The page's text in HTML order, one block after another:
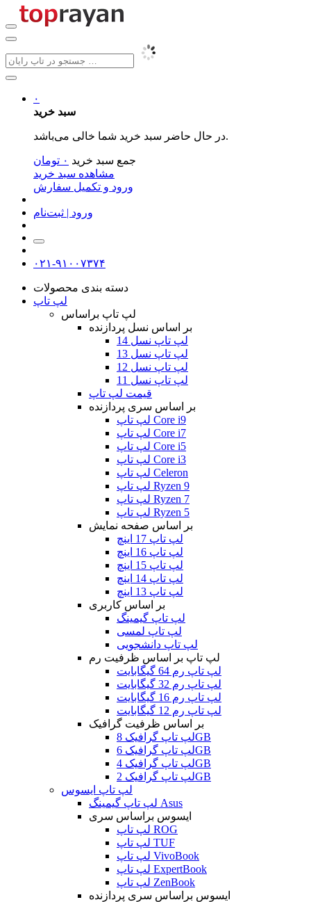
۰
سبد خرید
در حال حاضر سبد خرید شما خالی می‌باشد.
جمع سبد خرید ۰ تومان
مشاهده سبد خرید
ورود و تکمیل سفارش
ورود | ثبت‌نام
۰۲۱-۹۱۰۰۷۳۷۴
دسته بندی محصولات
لپ تاپ
لپ تاپ براساس
بر اساس نسل پردازنده
لپ تاپ نسل 14
لپ تاپ نسل 13
لپ تاپ نسل 12
لپ تاپ نسل 11
قیمت لپ تاپ
بر اساس سری پردازنده
لپ تاپ Core i9
لپ تاپ Core i7
لپ تاپ Core i5
لپ تاپ Core i3
لپ تاپ Celeron
لپ تاپ Ryzen 9
لپ تاپ Ryzen 7
لپ تاپ Ryzen 5
بر اساس صفحه نمایش
لپ تاپ 17 اینچ
لپ تاپ 16 اینچ
لپ تاپ 15 اینچ
لپ تاپ 14 اینچ
لپ تاپ 13 اینچ
بر اساس کاربری
لپ تاپ گیمینگ
لپ تاپ لمسی
لپ تاپ دانشجویی
لپ تاپ بر اساس ظرفیت رم
لپ تاپ رم 64 گیگابایت
لپ تاپ رم 32 گیگابایت
لپ تاپ رم 16 گیگابایت
لپ تاپ رم 12 گیگابایت
بر اساس ظرفیت گرافیک
لپ تاپ گرافیک 8GB
لپ تاپ گرافیک 6GB
لپ تاپ گرافیک 4GB
لپ تاپ گرافیک 2GB
لپ تاپ ایسوس
لپ تاپ گیمینگ Asus
ایسوس براساس سری
لپ تاپ ROG
لپ تاپ TUF
لپ تاپ VivoBook
لپ تاپ ExpertBook
لپ تاپ ZenBook
ایسوس براساس سری پردازنده